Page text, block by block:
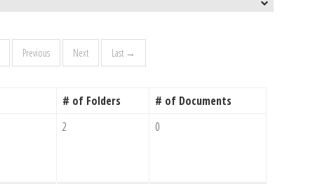
Previous Next Last →
# of Folders # of Documents
2 0